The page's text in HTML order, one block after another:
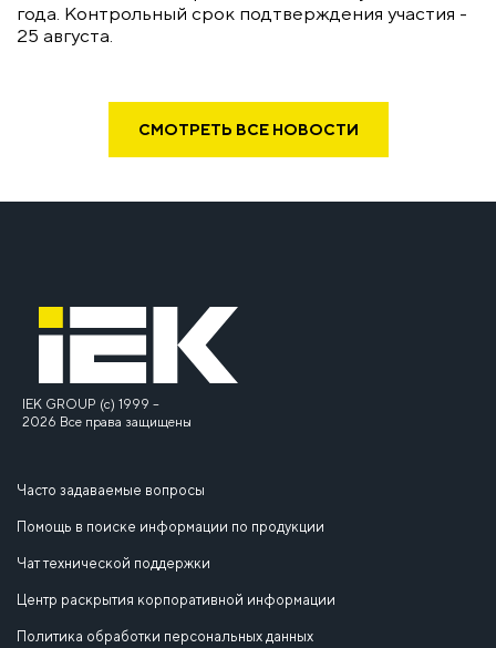
года. Контрольный срок подтверждения участия -
25 августа.
СМОТРЕТЬ ВСЕ НОВОСТИ
IEK GROUP (c) 1999 –
2026 Все права защищены
Часто задаваемые вопросы
Помощь в поиске информации по продукции
Чат технической поддержки
Центр раскрытия корпоративной информации
Политика обработки персональных данных